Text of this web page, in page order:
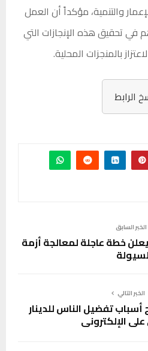
والتنمية، مؤكداً أن العمل
في تحقيق هذه الإنجازات التي
بالمنجزات المحلية.
الرابط
الخبر السابق
خطة عاجلة لمعالجة أزمة
الخبر التالي
تفضيل الناس للدينار
الإلكتروني